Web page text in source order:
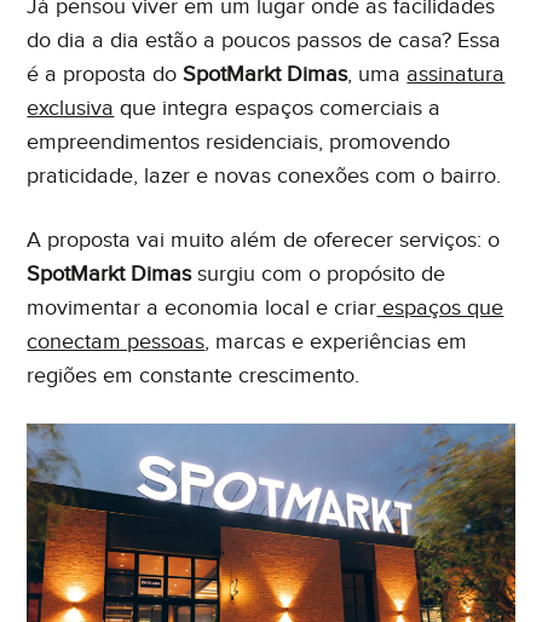
Eu concordo em receber comunicações. Ao informar
eTermos de Uso.
Já pensou viver em um lugar onde as facilidades
do dia a dia estão a poucos passos de casa? Essa
é a proposta doSpotMarkt Dimas, uma assinatura
exclusiva que integra espaços comerciais a
empreendimentos residenciais, promovendo
praticidade, lazer e novas conexões com o bairro.
A proposta vai muito além de oferecer serviços: o
SpotMarkt Dimassurgiu com o propósito de
movimentar a economia local e criar espaços que
conectam pessoas, marcas e experiências em
regiões em constante crescimento.